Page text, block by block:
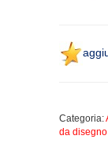
Categoria:
da disegno